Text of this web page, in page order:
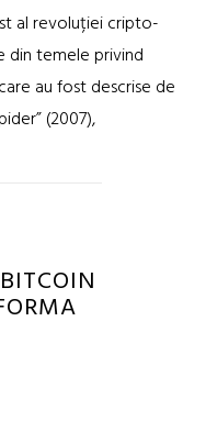
al revoluției cripto-
din temele privind
au fost descrise de
(2007),